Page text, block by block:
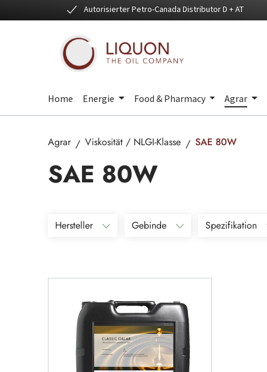
Hauptinhalt springen
Zur Suche springen
Zur Hauptnavigation springenAutorisierter Petro-Canada Distributor D + AT
Home Energie Food & Pharmacy Agrar
Agrar Viskosität / NLGI-Klasse SAE 80W
SAE 80W
Hersteller Gebinde Spezifikation